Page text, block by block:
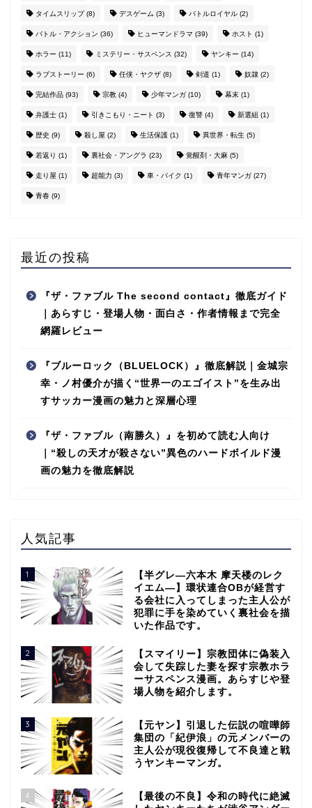
タイムスリップ(8) デスゲーム (3) バトルロイヤル (2)
バトル・アクション (36) ヒューマンドラマ (39) ホスト (1)
ホラー (11) ミステリー・サスペンス (32) ヤンキー (14)
ラブストーリー (6) 任侠・ヤクザ (8) 剣道 (1) 奴隷 (2)
完結作品 (93) 宗教 (4) 少年マンガ (10) 幕末 (1)
弁護士 (1) 引きこもり・ニート (3) 復讐 (4) 新選組 (1)
歴史 (9) 殺し屋 (2) 生活保護 (1) 異世界・転生 (5)
若返り (1) 裏社会・アングラ (23) 覚醒剤・大麻 (5)
走り屋 (1) 超能力 (3) 車・バイク (1) 青年マンガ (27)
青春 (9)
最近の投稿
『ザ・ファブル The second contact』徹底ガイド
｜あらすじ・登場人物・面白さ・作者情報まで完全
網羅レビュー
『ブルーロック（BLUELOCK）』徹底解説｜金城宗
幸・ノ村優介が描く“世界一のエゴイスト”を生み出
すサッカー漫画の魅力と深層心理
『ザ・ファブル（南勝久）』を初めて読む人向け
｜“殺しの天才が殺さない”異色のハードボイルド漫
画の魅力を徹底解説
人気記事
1
【半グレ―六本木 摩天楼のレク
イエム―】環状連合OBが経営す
る会社に入ってしまった主人公が
犯罪に手を染めていく裏社会を描
いた作品です。
2
【スマイリー】宗教団体に偽装入
会して失踪した妻を探す宗教ホラ
ーサスペンス漫画。あらすじや登
場人物を紹介します。
3
【元ヤン】引退した伝説の喧嘩師
集団の「紀伊浪」の元メンバーの
主人公が現役復帰して不良達と戦
うヤンキーマンガ。
4
【最後の不良】令和の時代に絶滅